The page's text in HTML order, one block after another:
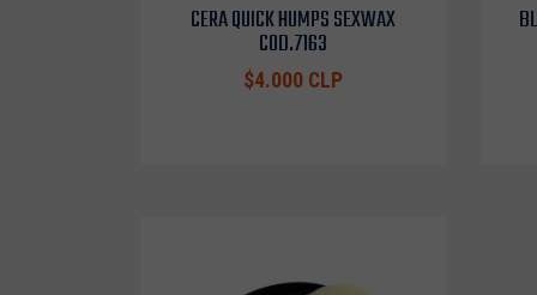
CERA QUICK HUMPS SEXWAX
COD.7163
$4.000 CLP